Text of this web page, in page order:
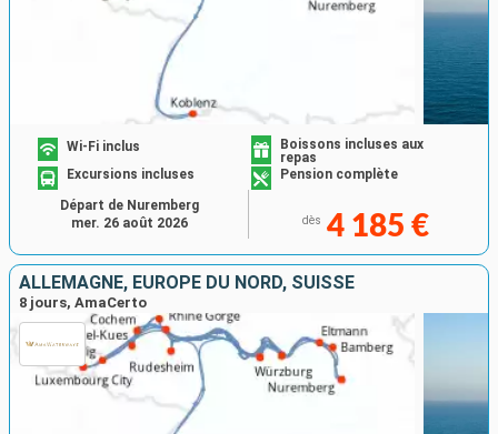
Wi-Fi inclus
Boissons incluses aux
repas
Excursions incluses
Pension complète
dès 4 185 €
Départ de Nuremberg
mer. 26 août 2026
ALLEMAGNE, EUROPE DU NORD, SUISSE
8 jours, AmaCerto